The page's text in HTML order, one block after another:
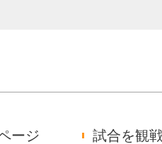
ージ
試合を観